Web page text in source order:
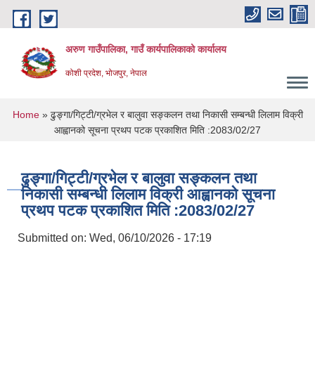
Skip to main content
अरुण गाउँपालिका, गाउँ कार्यपालिकाको कार्यालय
कोशी प्रदेश, भोजपुर, नेपाल
You are here
Home» ढुङ्गा/गिट्टी/ग्रभेल र बालुवा सङ्कलन तथा निकासी सम्बन्धी लिलाम विक्री
आह्वानको सूचना प्रथप पटक प्रकाशित मिति :2083/02/27
ढुङ्गा/गिट्टी/ग्रभेल र बालुवा सङ्कलन तथा
निकासी सम्बन्धी लिलाम विक्री आह्वानको सूचना
प्रथप पटक प्रकाशित मिति :2083/02/27
Submitted on: Wed, 06/10/2026 - 17:19